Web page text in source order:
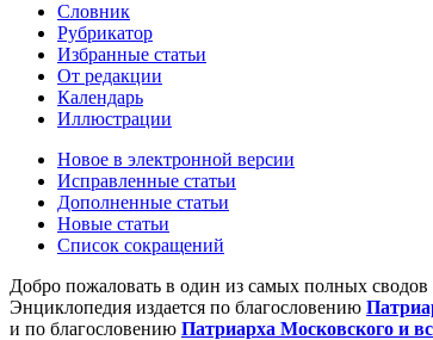
Словник
Рубрикатор
Избранные статьи
От редакции
Календарь
Иллюстрации
Новое в электронной версии
Исправленные статьи
Дополненные статьи
Новые статьи
Список сокращений
Добро пожаловать в один из самых полных
Энциклопедия издается по благословению
и по благословению Патриарха Московского и